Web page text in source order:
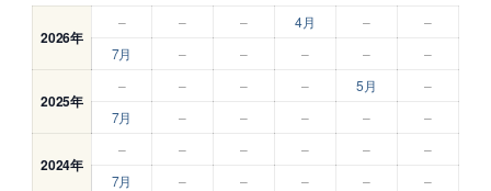
2026年
– – – 4月 –
–
7月
– – – – –
2025年
– – – – 5月
–
7月
– – – – –
2024年
– – – – –
–
7月
– – – – –